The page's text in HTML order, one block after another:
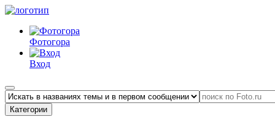
Фотогора
Вход
Категории